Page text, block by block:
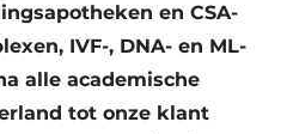
en CSA-
IVF-, DNA- en ML-
alle academische
tot onze klant